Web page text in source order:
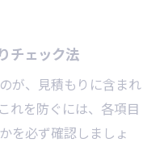
チェック法
が、見積もりに含まれ
れを防ぐには、各項目
を必ず確認しましょ